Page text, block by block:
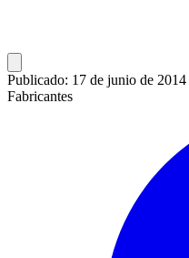
Publicado: 17 de junio de 2014
Fabricantes